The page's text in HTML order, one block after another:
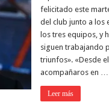
felicitado este
del club junto a los
los tres equipos, y
siguen trabajando
triunfos». «Desde
acompañaros en …
Leer más